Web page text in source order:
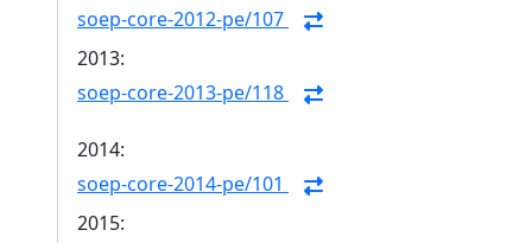
soep-core-2012-pe/107
2013:
soep-core-2013-pe/118
2014:
soep-core-2014-pe/101
2015: